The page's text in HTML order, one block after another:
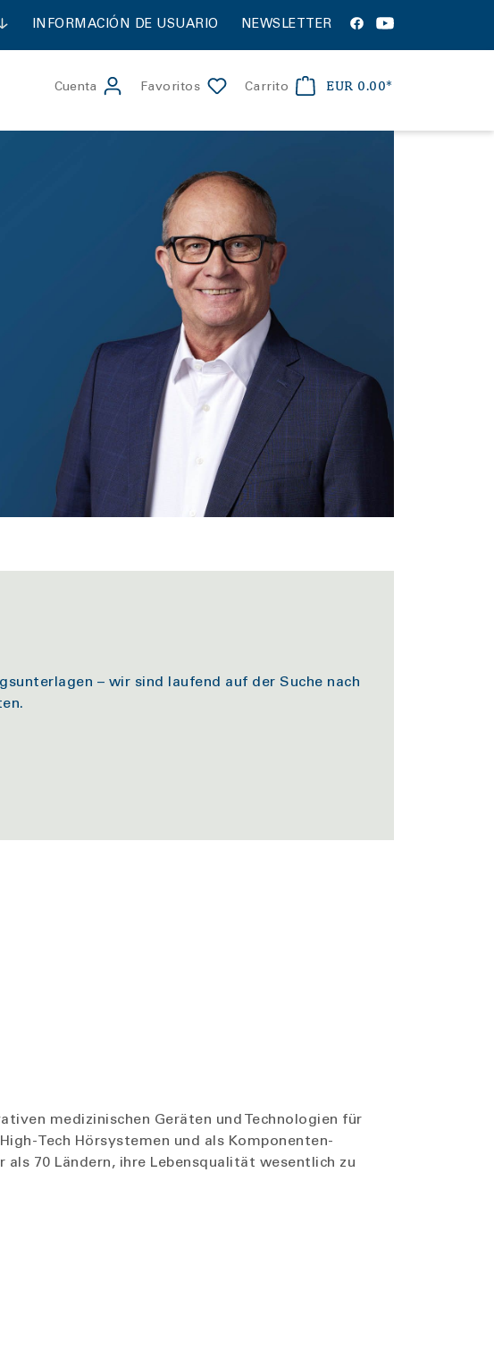
INFORMACIÓN DE USUARIO NEWSLETTER
apollon
Cuenta Favoritos Carrito EUR 0.00*
– wir sind laufend auf der Suche nach
medizinischen Geräten und Technologien für
Tech Hörsystemen und als Komponenten-
70 Ländern, ihre Lebensqualität wesentlich zu